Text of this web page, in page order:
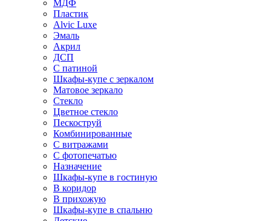
МДФ
Пластик
Alvic Luxe
Эмаль
Акрил
ДСП
С патиной
Шкафы-купе с зеркалом
Матовое зеркало
Стекло
Цветное стекло
Пескоструй
Комбинированные
С витражами
С фотопечатью
Назначение
Шкафы-купе в гостиную
В коридор
В прихожую
Шкафы-купе в спальню